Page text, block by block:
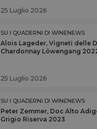
25 Luglio 2026
SU I QUADERNI DI WINENEWS
Alois Lageder, Vigneti delle
Chardonnay Löwengang
25 Luglio 2026
SU I QUADERNI DI WINENEWS
Peter Zemmer, Doc Alto
Grigio Riserva 2023